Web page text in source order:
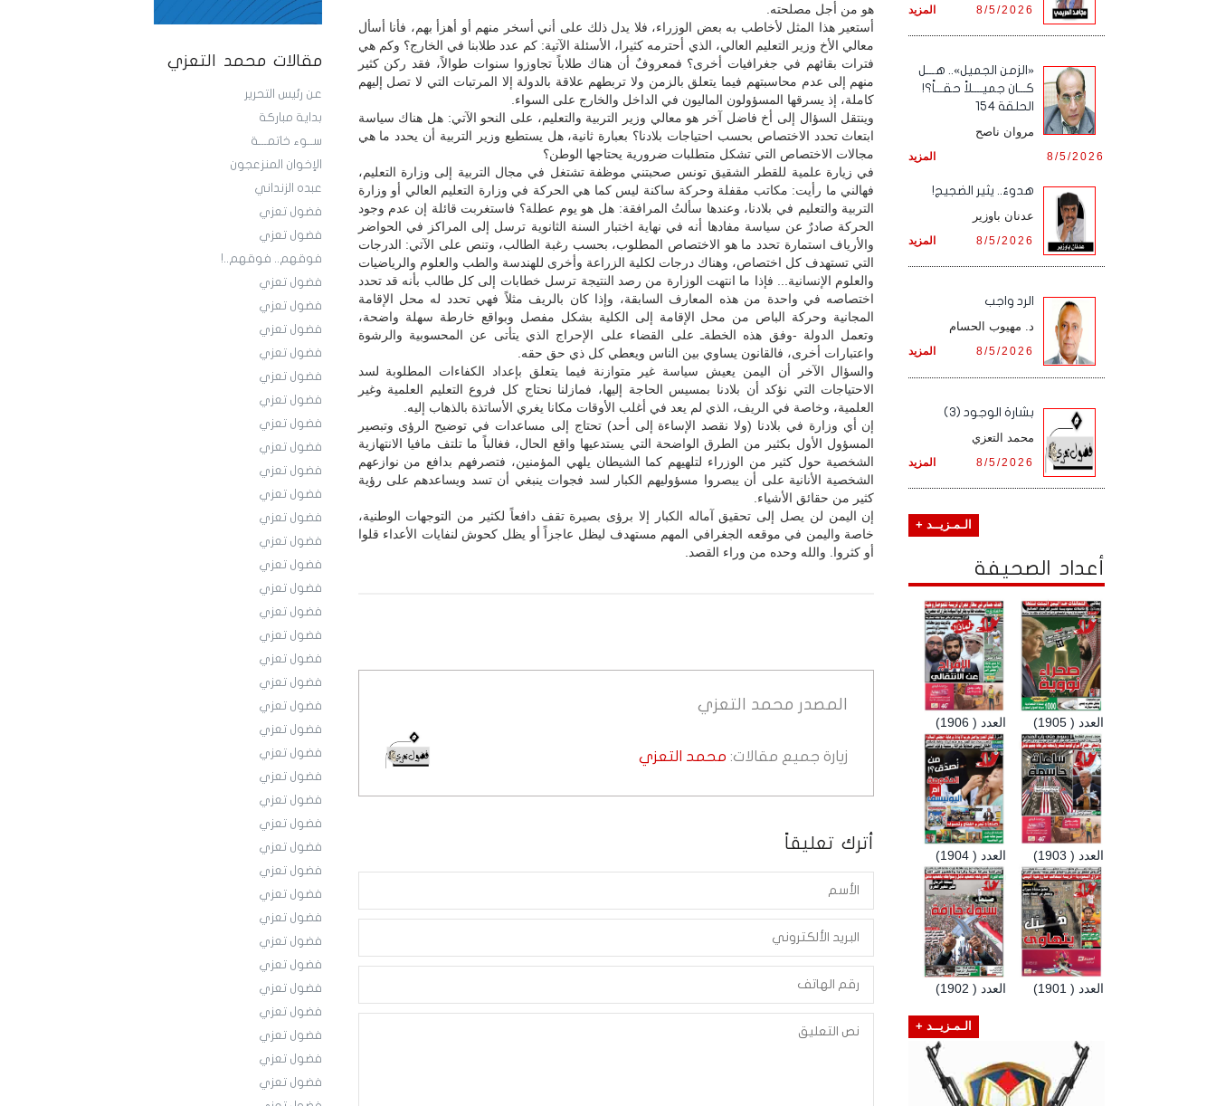
مقالات محمد التعزي
عن رئيس التحرير
بداية مباركة
ســوء خاتمـــة
الإخوان المنزعجون
عبده الزنداني
فضول تعزي
فضول تعزي
فوقهم.. فوقهم..!
فضول تعزي
فضول تعزي
فضول تعزي
فضول تعزي
فضول تعزي
فضول تعزي
فضول تعزي
فضول تعزي
فضول تعزي
فضول تعزي
فضول تعزي
فضول تعزي
فضول تعزي
فضول تعزي
فضول تعزي
فضول تعزي
فضول تعزي
فضول تعزي
فضول تعزي
فضول تعزي
فضول تعزي
فضول تعزي
فضول تعزي
فضول تعزي
فضول تعزي
فضول تعزي
فضول تعزي
فضول تعزي
فضول تعزي
فضول تعزي
فضول تعزي
فضول تعزي
فضول تعزي
فضول تعزي
فضول تعزي
هو من أجل مصلحته.
أستعير هذا المثل لأخاطب به بعض الوزراء، فلا يدل ذلك على أني أسخر منهم أو أهزأ بهم، فأنا أسأل
معالي الأخ وزير التعليم العالي، الذي أحترمه كثيرا، الأسئلة الآتية: كم عدد طلابنا في الخارج؟ وكم هي
فترات بقائهم في جغرافيات أخرى؟ فمعروفٌ أن هناك طلاباً تجاوزوا سنوات طوالاً، فقد ركن كثير
منهم إلى عدم محاسبتهم فيما يتعلق بالزمن ولا تربطهم علاقة بالدولة إلا المرتبات التي لا تصل إليهم
كاملة، إذ يسرقها المسؤولون الماليون في الداخل والخارج على السواء.
وينتقل السؤال إلى أخ فاضل آخر هو معالي وزير التربية والتعليم، على النحو الآتي: هل هناك سياسة
ابتعاث تحدد الاختصاص بحسب احتياجات بلادنا؟ بعبارة ثانية، هل يستطيع وزير التربية أن يحدد ما هي
مجالات الاختصاص التي تشكل متطلبات ضرورية يحتاجها الوطن؟
في زيارة علمية للقطر الشقيق تونس صحبتني موظفة تشتغل في مجال التربية إلى وزارة التعليم،
فهالني ما رأيت: مكاتب مقفلة وحركة ساكنة ليس كما هي الحركة في وزارة التعليم العالي أو وزارة
التربية والتعليم في بلادنا، وعندها سألتُ المرافقة: هل هو يوم عطلة؟ فاستغربت قائلة إن عدم وجود
الحركة صادرٌ عن سياسة مفادها أنه في نهاية اختبار السنة الثانوية ترسل إلى المراكز في الحواضر
والأرياف استمارة تحدد ما هو الاختصاص المطلوب، بحسب رغبة الطالب، وتنص على الآتي: الدرجات
التي تستهدف كل اختصاص، وهناك درجات لكلية الزراعة وأخرى للهندسة والطب والعلوم والرياضيات
والعلوم الإنسانية... فإذا ما انتهت الوزارة من رصد النتيجة ترسل خطابات إلى كل طالب بأنه قد تحدد
اختصاصه في واحدة من هذه المعارف السابقة، وإذا كان بالريف مثلاً فهي تحدد له محل الإقامة
المجانية وحركة الباص من محل الإقامة إلى الكلية بشكل مفصل وبواقع خارطة سهلة واضحة،
وتعمل الدولة -وفق هذه الخطةـ على القضاء على الإحراج الذي يتأتى عن المحسوبية والرشوة
واعتبارات أخرى، فالقانون يساوي بين الناس ويعطي كل ذي حق حقه.
والسؤال الآخر أن اليمن يعيش سياسة غير متوازنة فيما يتعلق بإعداد الكفاءات المطلوبة لسد
الاحتياجات التي نؤكد أن بلادنا بمسيس الحاجة إليها، فمازلنا نحتاج كل فروع التعليم العلمية وغير
العلمية، وخاصة في الريف، الذي لم يعد في أغلب الأوقات مكانا يغري الأساتذة بالذهاب إليه.
إن أي وزارة في بلادنا (ولا نقصد الإساءة إلى أحد) تحتاج إلى مساعدات في توضيح الرؤى وتبصير
المسؤول الأول بكثير من الطرق الواضحة التي يستدعيها واقع الحال، فغالباً ما تلتف مافيا الانتهازية
الشخصية حول كثير من الوزراء لتلهيهم كما الشيطان يلهي المؤمنين، فتصرفهم بدافع من نوازعهم
الشخصية الأنانية على أن يبصروا مسؤوليهم الكبار لسد فجوات ينبغي أن تسد ويساعدهم على رؤية
كثير من حقائق الأشياء.
إن اليمن لن يصل إلى تحقيق آماله الكبار إلا برؤى بصيرة تقف دافعاً لكثير من التوجهات الوطنية،
خاصة واليمن في موقعه الجغرافي المهم مستهدف ليظل عاجزاً أو يظل كحوش لنفايات الأعداء قلوا
أو كثروا. والله وحده من وراء القصد.
المصدر محمد التعزي
زيارة جميع مقالات: محمد التعزي
أترك تعليقاً
المزيد 8/5/2026
«الزمن الجميل».. هـــل
كـــان جميــــلاً حقـــاً؟!
الحلقة 154
مروان ناصح
المزيد 8/5/2026
هدوءٌ.. يثير الضجيج!
عدنان باوزير
المزيد 8/5/2026
الرد واجب
د. مهيوب الحسام
المزيد 8/5/2026
بشارة الوجود (3)
محمد التعزي
المزيد 8/5/2026
الـمـزيــد +
أعداد الصحيفة
العدد ( 1906) العدد ( 1905)
العدد ( 1904) العدد ( 1903)
العدد ( 1902) العدد ( 1901)
الـمـزيــد +